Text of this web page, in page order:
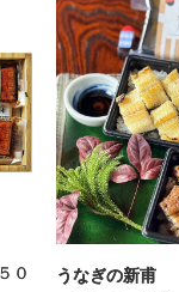
０
うなぎの新甫